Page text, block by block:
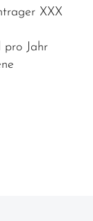
XXX
pro Jahr